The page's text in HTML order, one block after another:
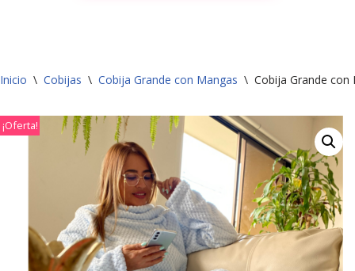
Inicio \ Cobijas \ Cobija Grande con Mangas \ Cobija Grande con
¡Oferta!